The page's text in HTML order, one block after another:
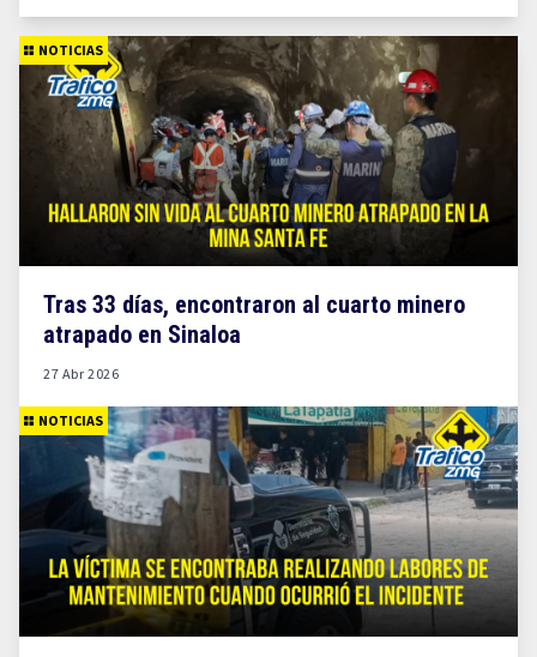
NOTICIAS
Tras 33 días, encontraron al cuarto minero
atrapado en Sinaloa
27 Abr 2026
NOTICIAS